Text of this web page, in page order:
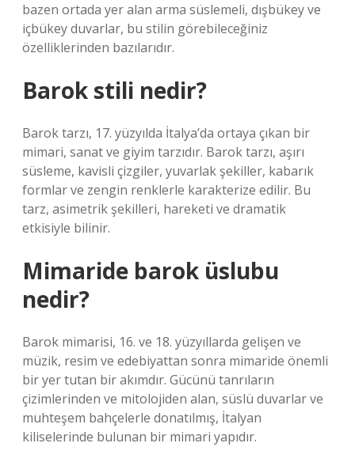
bazen ortada yer alan arma süslemeli, dışbükey ve
içbükey duvarlar, bu stilin görebileceğiniz
özelliklerinden bazılarıdır.
Barok stili nedir?
Barok tarzı, 17. yüzyılda İtalya’da ortaya çıkan bir
mimari, sanat ve giyim tarzıdır. Barok tarzı, aşırı
süsleme, kavisli çizgiler, yuvarlak şekiller, kabarık
formlar ve zengin renklerle karakterize edilir. Bu
tarz, asimetrik şekilleri, hareketi ve dramatik
etkisiyle bilinir.
Mimaride barok üslubu
nedir?
Barok mimarisi, 16. ve 18. yüzyıllarda gelişen ve
müzik, resim ve edebiyattan sonra mimaride önemli
bir yer tutan bir akımdır. Gücünü tanrıların
çizimlerinden ve mitolojiden alan, süslü duvarlar ve
muhteşem bahçelerle donatılmış, İtalyan
kiliselerinde bulunan bir mimari yapıdır.